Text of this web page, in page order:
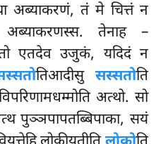
अब्याकरणं, तं मे चित्तं न
अब्याकरणस्स. तेनाह –
एतदेव उजुकं, यदिदं न
तिआदीसु सस्सतोति
अत्थो. सो
पुञ्ञपापतब्बिपाका, सयं